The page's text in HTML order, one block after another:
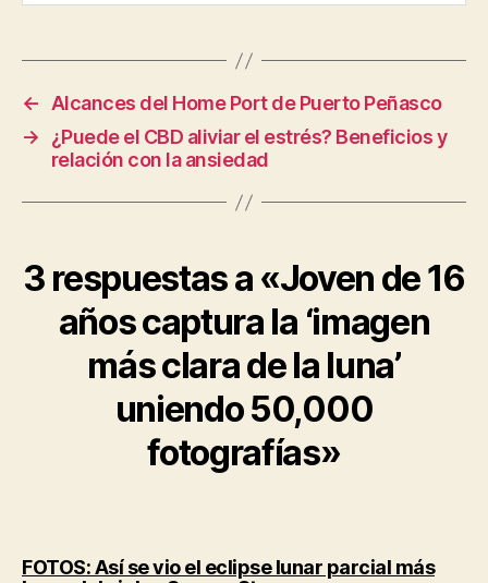
← Alcances del Home Port de Puerto Peñasco
→
¿Puede el CBD aliviar el estrés? Beneficios y
relación con la ansiedad
3 respuestas a «Joven de 16
años captura la ‘imagen
más clara de la luna’
uniendo 50,000
fotografías»
FOTOS: Así se vio el eclipse lunar parcial más